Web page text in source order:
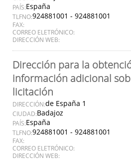
PAÍS:España
TLFNO:924881001 - 924881001
FAX:
CORREO ELETRÓNICO:
DIRECCIÓN WEB:
Dirección para la
información adicional
licitación
DIRECCIÓN:de España 1
CIUDAD:Badajoz
PAÍS:España
TLFNO:924881001 - 924881001
FAX:
CORREO ELETRÓNICO:
DIRECCIÓN WEB: